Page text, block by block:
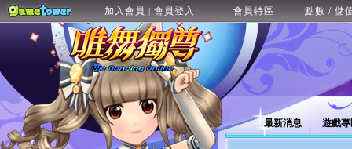
加入會員 | 會員登入 會員特區 點數 / 儲
最新消息 遊戲